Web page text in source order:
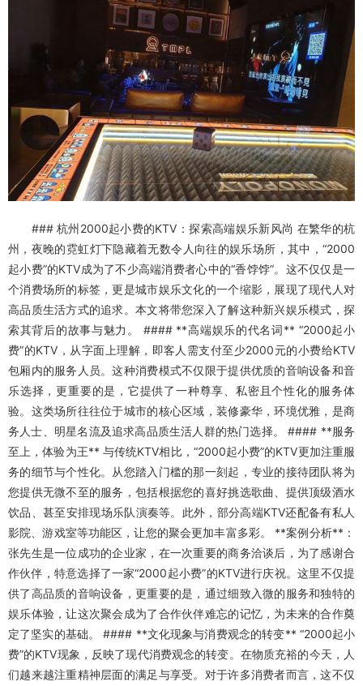
### 杭州2000起小费的KTV：探索高端娱乐新风尚 在繁华的杭
州，夜晚的霓虹灯下隐藏着无数令人向往的娱乐场所，其中，“2000
起小费”的KTV成为了不少高端消费者心中的“香饽饽”。这不仅仅是一
个消费场所的标签，更是城市娱乐文化的一个缩影，展现了现代人对
高品质生活方式的追求。本文将带您深入了解这种新兴娱乐模式，探
索其背后的故事与魅力。 #### **高端娱乐的代名词** “2000起小
费”的KTV，从字面上理解，即客人需支付至少2000元的小费给KTV
包厢内的服务人员。这种消费模式不仅限于提供优质的音响设备和音
乐选择，更重要的是，它提供了一种尊享、私密且个性化的服务体
验。这类场所往往位于城市的核心区域，装修豪华，环境优雅，是商
务人士、明星名流及追求高品质生活人群的热门选择。 #### **服务
至上，体验为王** 与传统KTV相比，“2000起小费”的KTV更加注重服
务的细节与个性化。从您踏入门槛的那一刻起，专业的接待团队将为
您提供无微不至的服务，包括根据您的喜好挑选歌曲、提供顶级酒水
饮品、甚至安排现场乐队演奏等。此外，部分高端KTV还配备有私人
影院、游戏室等功能区，让您的聚会更加丰富多彩。 **案例分析**：
张先生是一位成功的企业家，在一次重要的商务洽谈后，为了感谢合
作伙伴，特意选择了一家“2000起小费”的KTV进行庆祝。这里不仅提
供了高品质的音响设备，更重要的是，通过细致入微的服务和独特的
娱乐体验，让这次聚会成为了合作伙伴难忘的记忆，为未来的合作奠
定了坚实的基础。 #### **文化现象与消费观念的转变** “2000起小
费”的KTV现象，反映了现代消费观念的转变。在物质充裕的今天，人
们越来越注重精神层面的满足与享受。对于许多消费者而言，这不仅